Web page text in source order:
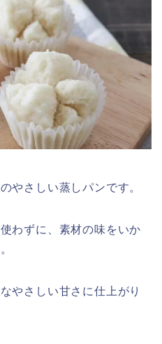
やさしい蒸しパンです。
わずに、素材の味をいか
やさしい甘さに仕上がり